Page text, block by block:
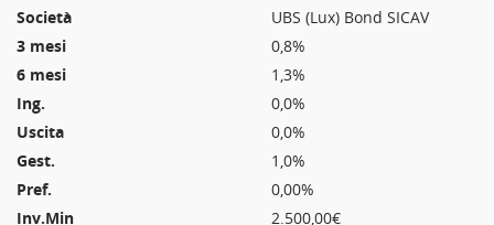
UBS (Lux) Bond SICAV
0,8%
1,3%
0,0%
0,0%
1,0%
0,00%
2.500,00€